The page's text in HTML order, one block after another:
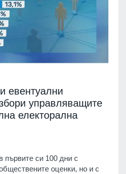
евентуални
управляващите
електорална
първите си 100 дни с
оценки, но и с